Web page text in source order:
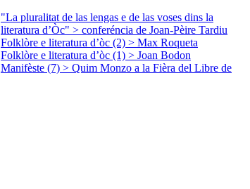
"La pluralitat de las lengas e de las voses dins la
literatura d’Òc" > conferéncia de Joan-Pèire Tardiu
Folklòre e literatura d’òc (2) > Max Roqueta
Folklòre e literatura d’òc (1) > Joan Bodon
Manifèste (7) > Quim Monzo a la Fièra del Libre de